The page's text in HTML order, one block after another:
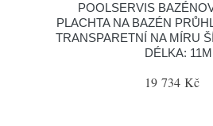
POOLSERVIS
PLACHTA NA BAZÉN
TRANSPARETNÍ NA MÍRU
DÉLKA: 11M
19 734 Kč